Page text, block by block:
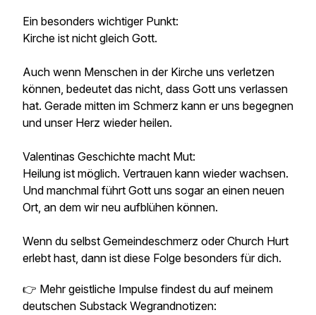
Ein besonders wichtiger Punkt:
Kirche ist nicht gleich Gott.
Auch wenn Menschen in der Kirche uns verletzen
können, bedeutet das nicht, dass Gott uns verlassen
hat. Gerade mitten im Schmerz kann er uns begegnen
und unser Herz wieder heilen.
Valentinas Geschichte macht Mut:
Heilung ist möglich. Vertrauen kann wieder wachsen.
Und manchmal führt Gott uns sogar an einen neuen
Ort, an dem wir neu aufblühen können.
Wenn du selbst Gemeindeschmerz oder Church Hurt
erlebt hast, dann ist diese Folge besonders für dich.
👉 Mehr geistliche Impulse findest du auf meinem
deutschen Substack Wegrandnotizen: